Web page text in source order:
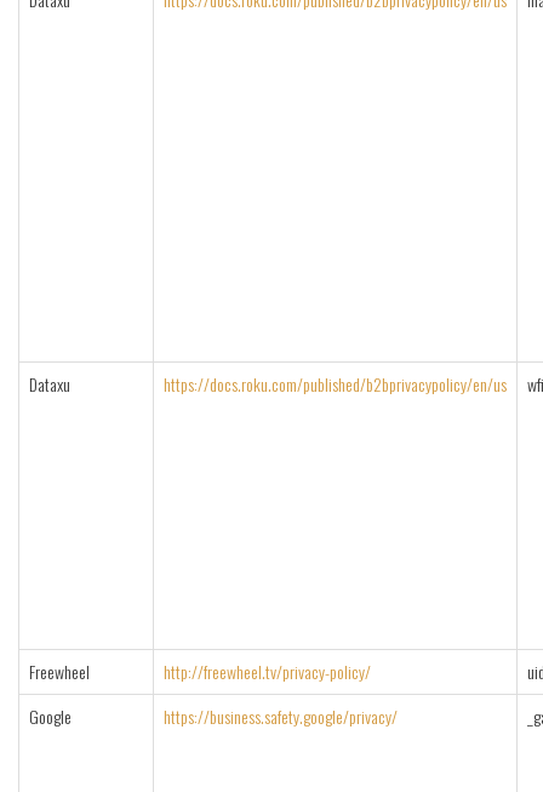
Dataxu https://docs.roku.com/published/b2bprivacypolicy/en/us
Freewheel http://freewheel.tv/privacy-policy/
Google
https://business.safety.google/privacy/